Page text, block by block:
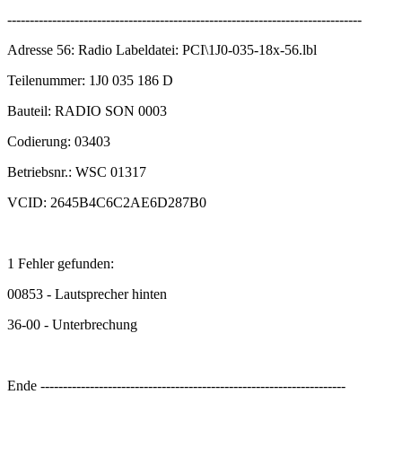
-------------------------------------------------------------------------------
Adresse 56: Radio Labeldatei: PCI\1J0-035-18x-56.lbl
Teilenummer: 1J0 035 186 D
Bauteil: RADIO SON 0003
Codierung: 03403
Betriebsnr.: WSC 01317
VCID: 2645B4C6C2AE6D287B0
1 Fehler gefunden:
00853 - Lautsprecher hinten
36-00 - Unterbrechung
Ende --------------------------------------------------------------------